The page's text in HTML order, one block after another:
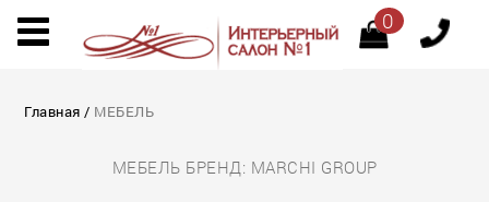
0
Главная / МЕБЕЛЬ
МЕБЕЛЬ БРЕНД: MARCHI GROUP